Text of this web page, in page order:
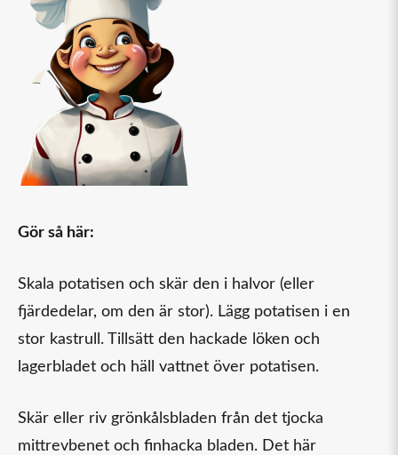
Gör så här:
Skala potatisen och skär den i halvor (eller
fjärdedelar, om den är stor). Lägg potatisen i en
stor kastrull. Tillsätt den hackade löken och
lagerbladet och häll vattnet över potatisen.
Skär eller riv grönkålsbladen från det tjocka
mittrevbenet och finhacka bladen. Det här